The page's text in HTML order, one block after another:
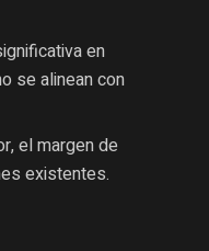
en
se alinean con
el margen de
existentes.